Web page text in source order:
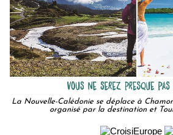
La Nouvelle-Calédonie se déplace à
organisé par la destination et